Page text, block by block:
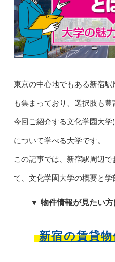
東京の中心地でもある新宿
も集まっており、選択肢も豊
今回ご紹介する文化学園大
について学べる大学です。
この記事では、新宿駅周辺
て、文化学園大学の概要と学
▼ 物件情報が見たい
新宿の賃貸